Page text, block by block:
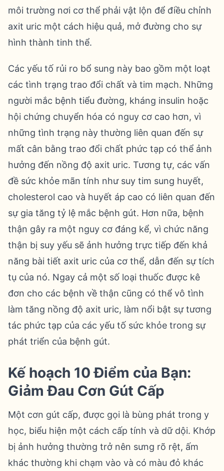
môi trường nơi cơ thể phải vật lộn để điều chỉnh
axit uric một cách hiệu quả, mở đường cho sự
hình thành tinh thể.
Các yếu tố rủi ro bổ sung này bao gồm một loạt
các tình trạng trao đổi chất và tim mạch. Những
người mắc bệnh tiểu đường, kháng insulin hoặc
hội chứng chuyển hóa có nguy cơ cao hơn, vì
những tình trạng này thường liên quan đến sự
mất cân bằng trao đổi chất phức tạp có thể ảnh
hưởng đến nồng độ axit uric. Tương tự, các vấn
đề sức khỏe mãn tính như suy tim sung huyết,
cholesterol cao và huyết áp cao có liên quan đến
sự gia tăng tỷ lệ mắc bệnh gút. Hơn nữa, bệnh
thận gây ra một nguy cơ đáng kể, vì chức năng
thận bị suy yếu sẽ ảnh hưởng trực tiếp đến khả
năng bài tiết axit uric của cơ thể, dẫn đến sự tích
tụ của nó. Ngay cả một số loại thuốc được kê
đơn cho các bệnh về thận cũng có thể vô tình
làm tăng nồng độ axit uric, làm nổi bật sự tương
tác phức tạp của các yếu tố sức khỏe trong sự
phát triển của bệnh gút.
Kế hoạch 10 Điểm của Bạn:
Giảm Đau Cơn Gút Cấp
Một cơn gút cấp, được gọi là bùng phát trong y
học, biểu hiện một cách cấp tính và dữ dội. Khớp
bị ảnh hưởng thường trở nên sưng rõ rệt, ấm
khác thường khi chạm vào và có màu đỏ khác